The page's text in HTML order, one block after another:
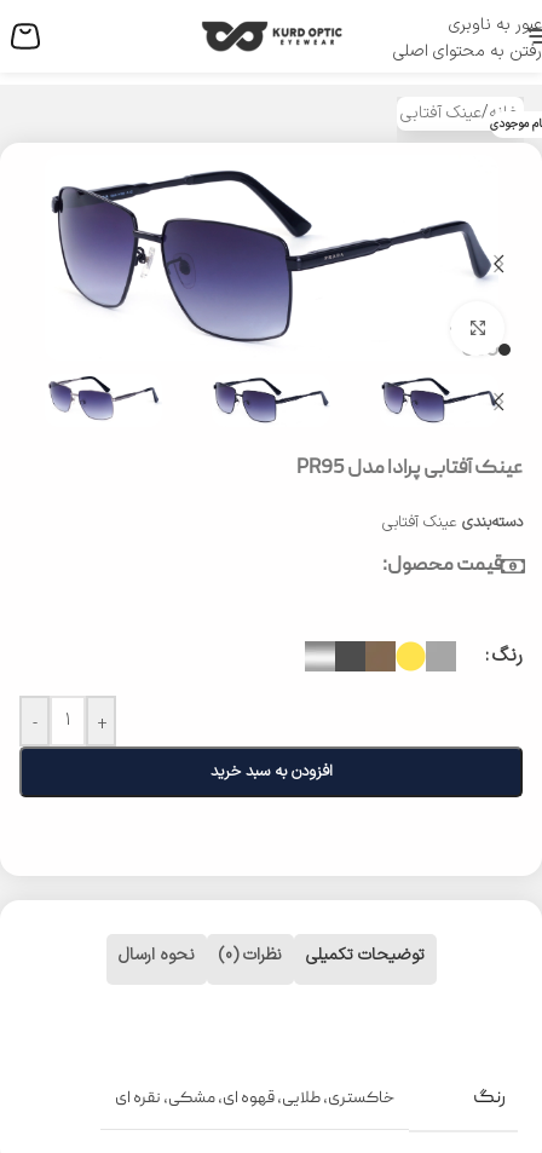
عبور به ناوبری
رفتن به محتوای اصلی
منو
خانه/عینک آفتابی موجودی
بزرگنمایی تصویر
عینک آفتابی پرادا مدل PR95
دسته‌بندی عینک آفتابی
قیمت محصول:
رنگ
- +
افزودن به سبد خرید
توضیحات تکمیلی نظرات (0) نحوه ارسال
رنگ خاکستری,طلایی,قهوه ای,مشکی, نقره ای